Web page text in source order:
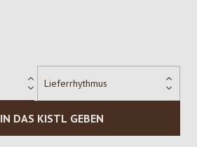
IN DAS KISTL GEBEN